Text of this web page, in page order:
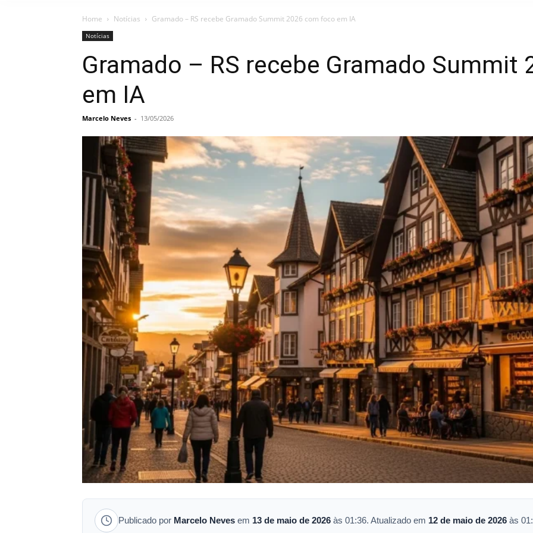
Home Notícias Gramado – RS recebe Gramado Summit 2026 com foco em IA
Notícias
Gramado – RS recebe Gramado Summit
em IA
Marcelo Neves - 13/05/2026
Publicado por Marcelo Neves em 13 de maio de 2026 às 01:36. Atualizado em 12 de maio de 2026 às